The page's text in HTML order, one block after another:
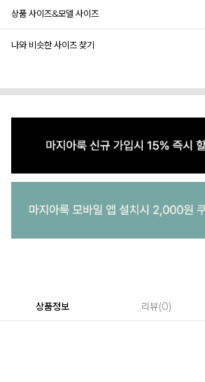
상품 사이즈&모델 사이즈
나와 비슷한 사이즈 찾기
상품정보 리뷰 0